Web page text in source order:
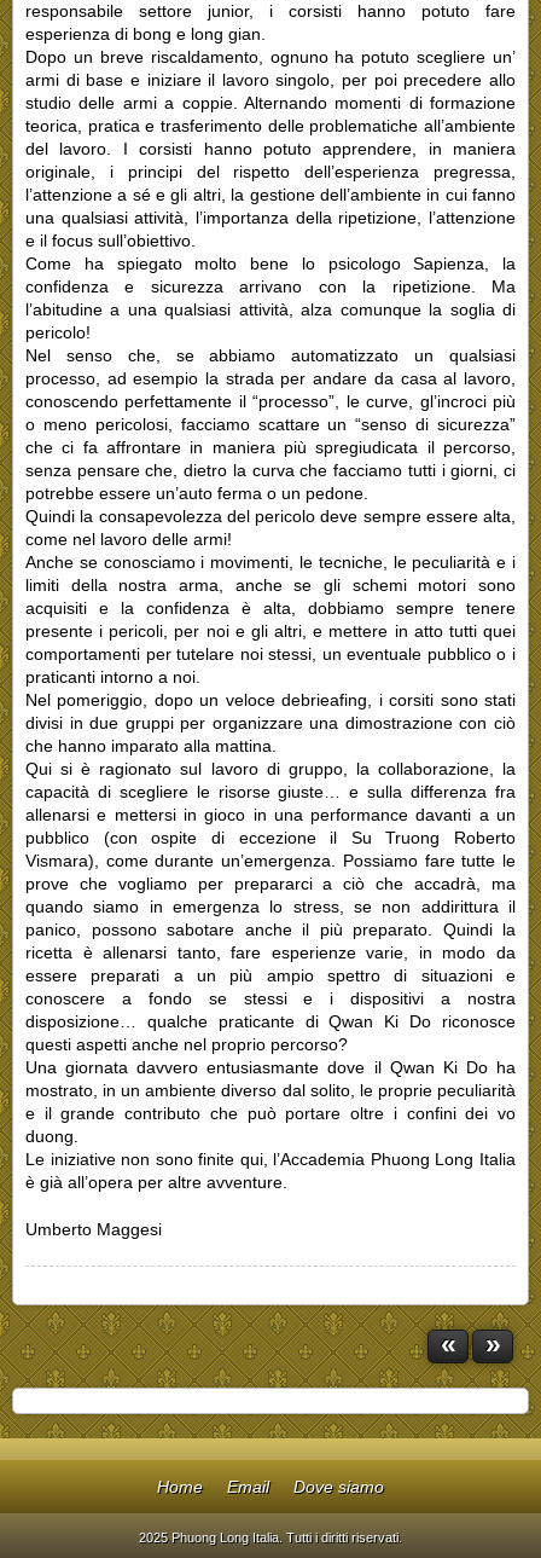
responsabile settore junior, i corsisti hanno potuto fare
esperienza di bong e long gian.
Dopo un breve riscaldamento, ognuno ha potuto scegliere un’
armi di base e iniziare il lavoro singolo, per poi precedere allo
studio delle armi a coppie. Alternando momenti di formazione
teorica, pratica e trasferimento delle problematiche all’ambiente
del lavoro. I corsisti hanno potuto apprendere, in maniera
originale, i principi del rispetto dell’esperienza pregressa,
l’attenzione a sé e gli altri, la gestione dell’ambiente in cui fanno
una qualsiasi attività, l’importanza della ripetizione, l’attenzione
e il focus sull’obiettivo.
Come ha spiegato molto bene lo psicologo Sapienza, la
confidenza e sicurezza arrivano con la ripetizione. Ma
l’abitudine a una qualsiasi attività, alza comunque la soglia di
pericolo!
Nel senso che, se abbiamo automatizzato un qualsiasi
processo, ad esempio la strada per andare da casa al lavoro,
conoscendo perfettamente il “processo”, le curve, gl’incroci più
o meno pericolosi, facciamo scattare un “senso di sicurezza”
che ci fa affrontare in maniera più spregiudicata il percorso,
senza pensare che, dietro la curva che facciamo tutti i giorni, ci
potrebbe essere un’auto ferma o un pedone.
Quindi la consapevolezza del pericolo deve sempre essere alta,
come nel lavoro delle armi!
Anche se conosciamo i movimenti, le tecniche, le peculiarità e i
limiti della nostra arma, anche se gli schemi motori sono
acquisiti e la confidenza è alta, dobbiamo sempre tenere
presente i pericoli, per noi e gli altri, e mettere in atto tutti quei
comportamenti per tutelare noi stessi, un eventuale pubblico o i
praticanti intorno a noi.
Nel pomeriggio, dopo un veloce debrieafing, i corsiti sono stati
divisi in due gruppi per organizzare una dimostrazione con ciò
che hanno imparato alla mattina.
Qui si è ragionato sul lavoro di gruppo, la collaborazione, la
capacità di scegliere le risorse giuste… e sulla differenza fra
allenarsi e mettersi in gioco in una performance davanti a un
pubblico (con ospite di eccezione il Su Truong Roberto
Vismara), come durante un’emergenza. Possiamo fare tutte le
prove che vogliamo per prepararci a ciò che accadrà, ma
quando siamo in emergenza lo stress, se non addirittura il
panico, possono sabotare anche il più preparato. Quindi la
ricetta è allenarsi tanto, fare esperienze varie, in modo da
essere preparati a un più ampio spettro di situazioni e
conoscere a fondo se stessi e i dispositivi a nostra
disposizione… qualche praticante di Qwan Ki Do riconosce
questi aspetti anche nel proprio percorso?
Una giornata davvero entusiasmante dove il Qwan Ki Do ha
mostrato, in un ambiente diverso dal solito, le proprie peculiarità
e il grande contributo che può portare oltre i confini dei vo
duong.
Le iniziative non sono finite qui, l’Accademia Phuong Long Italia
è già all’opera per altre avventure.
Umberto Maggesi
« »
Home Email Dove siamo
2025 Phuong Long Italia. Tutti i diritti riservati.